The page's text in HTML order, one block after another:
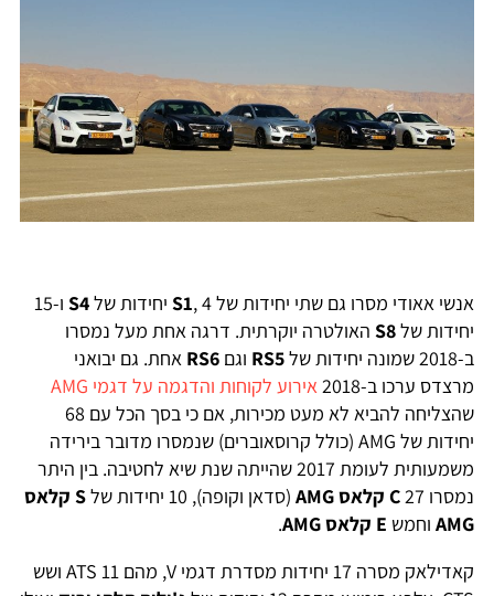
אנשי אאודי מסרו גם שתי יחידות של S1, 4 יחידות של S4
ו-15
יחידות שלS8 האולטרה יוקרתית. דרגה אחת מעל נמסרו
ב-2018 שמונה יחידות של
RS5 וגם RS6 אחת. גם יבואני
מרצדס ערכו ב-2018
אירוע לקוחות והדגמה על דגמי AMG
שהצליחה להביא לא מעט מכירות, אם כי בסך הכל עם 68
יחידות של AMG (כולל קרוסאוברים) שנמסרו מדובר בירידה
משמעותית לעומת 2017 שהייתה שנת שיא לחטיבה. בין היתר
נמסרו 27
C קלאסAMG (סדאן וקופה), 10 יחידות של S קלאס
AMG וחמש E קלאסAMG
.
קאדילאק מסרה 17 יחידות מסדרת דגמי V, מהם 11 ATS ושש